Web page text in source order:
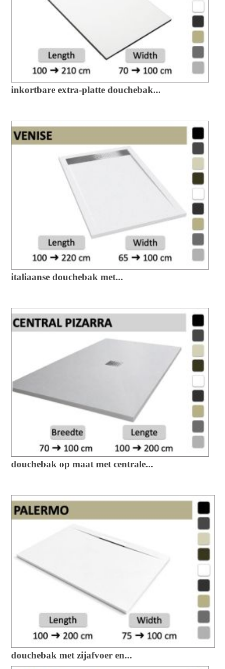
inkortbare extra-platte douchebak...
italiaanse douchebak met...
douchebak op maat met centrale...
douchebak met zijafvoer en...